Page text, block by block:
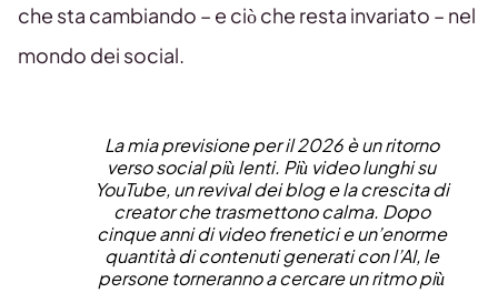
che sta cambiando – e ciò che resta invariato – nel
mondo dei social.
La mia previsione per il 2026 è un ritorno
verso social più lenti. Più video lunghi su
YouTube, un revival dei blog e la crescita di
creator che trasmettono calma. Dopo
cinque anni di video frenetici e un’enorme
quantità di contenuti generati con l’AI, le
persone torneranno a cercare un ritmo più